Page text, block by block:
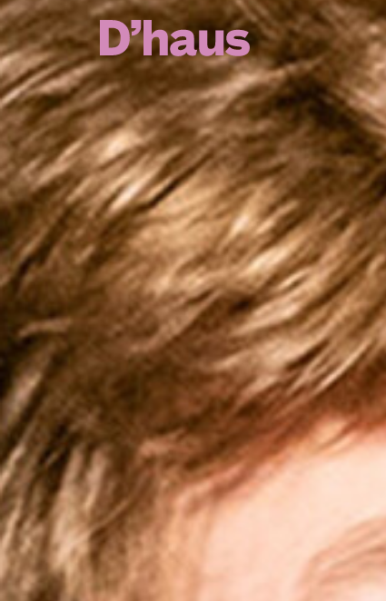
Zum Hauptinhalt springen Zum Footer springen